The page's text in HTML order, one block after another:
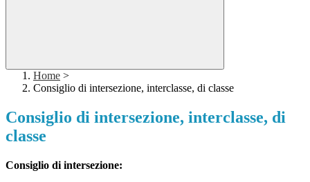
Home >
Consiglio di intersezione, interclasse, di classe
Consiglio di intersezione, interclasse, di
classe
Consiglio di intersezione: